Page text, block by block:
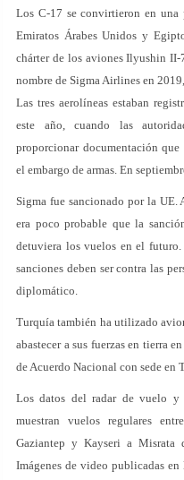
Los C-17 se convirtieron en una
Emiratos Árabes Unidos y
chárter de los aviones Ilyushin
nombre de Sigma Airlines en
Las tres aerolíneas estaban
este año, cuando las
proporcionar documentación
el embargo de armas. En
Sigma fue sancionado por la UE.
era poco probable que la
detuviera los vuelos en el futuro.
sanciones deben ser contra las
diplomático.
Turquía también ha utilizado
abastecer a sus fuerzas en tierra
de Acuerdo Nacional con sede en
Los datos del radar de vuelo y
muestran vuelos regulares
Gaziantep y Kayseri a
Imágenes de video publicadas en